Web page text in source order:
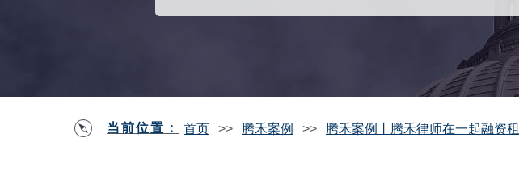
当前位置： 首页 >> 腾禾案例 >> 腾禾案例丨腾禾律师在一起融资